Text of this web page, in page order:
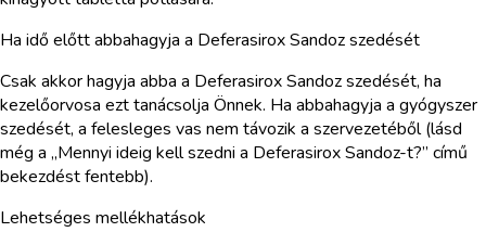
Ha idő előtt abbahagyja a Deferasirox Sandoz szedését
Csak akkor hagyja abba a Deferasirox Sandoz szedését, ha
kezelőorvosa ezt tanácsolja Önnek. Ha abbahagyja a gyógyszer
szedését, a felesleges vas nem távozik a szervezetéből (lásd
még a „Mennyi ideig kell szedni a Deferasirox Sandoz-t?” című
bekezdést fentebb).
Lehetséges mellékhatások